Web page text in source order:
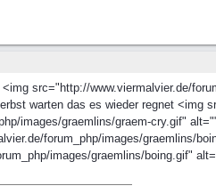
src="http://www.viermalvier.de/
warten das es wieder regnet
images/graemlins/graem-cry.gif"
forum_php/images/graemlins/
images/graemlins/boing.gif"